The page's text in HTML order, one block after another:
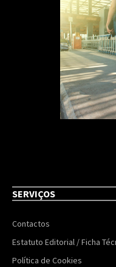
SERVIÇOS
Contactos
Estatuto Editorial / Ficha
Política de Cookies